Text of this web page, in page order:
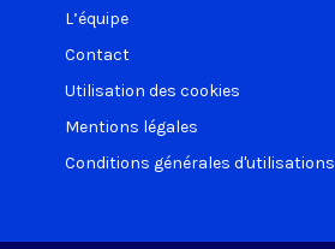
L’équipe
Contact
Utilisation des cookies
Mentions légales
Conditions générales d'utilisations